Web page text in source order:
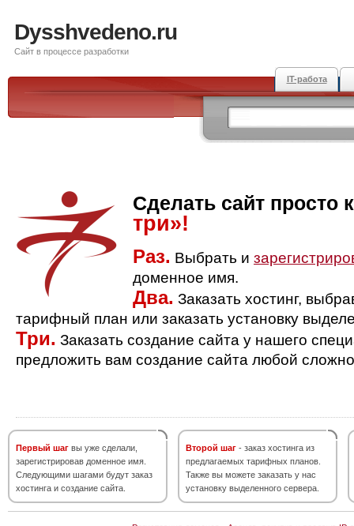
Dysshvedeno.ru
Сайт в процессе разработки
IT-работа
Сделать сайт просто
три»!
Раз. Выбрать и
доменное имя.
Два. Заказать хостинг,
тарифный план или заказать установку
Три. Заказать создание сайта у нашего
предложить вам создание сайта любой
Первый шаг вы уже сделали,
зарегистрировав доменное имя.
Следующими шагами будут заказ
хостинга и создание сайта.
Второй шаг - заказ хостинга из
предлагаемых тарифных планов.
Также вы можете заказать у нас
установку выделенного сервера.